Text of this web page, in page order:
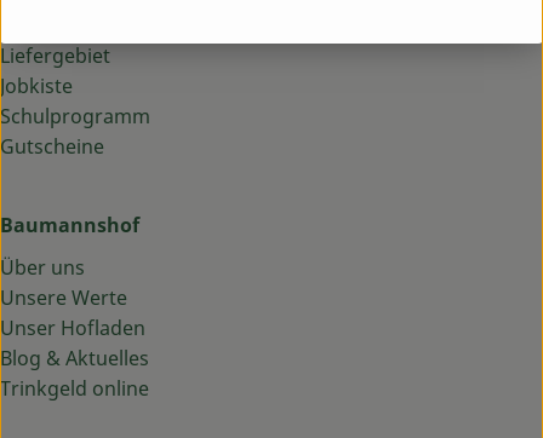
Liefergebiet
Jobkiste
Schulprogramm
Gutscheine
Baumannshof
Über uns
Unsere Werte
Unser Hofladen
Blog & Aktuelles
Trinkgeld online